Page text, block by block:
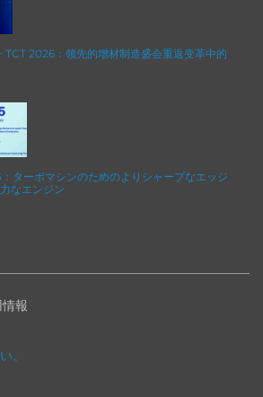
TCT 2026：领先的增材制造盛会重返变革中的
ターボマシンのためのよりシャープなエッジ
なエンジン
報
。